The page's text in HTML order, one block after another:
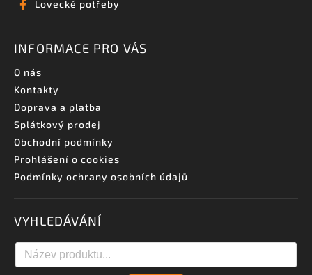
Lovecké potřeby
INFORMACE PRO VÁS
O nás
Kontakty
Doprava a platba
Splátkový prodej
Obchodní podmínky
Prohlášení o cookies
Podmínky ochrany osobních údajů
VYHLEDÁVÁNÍ